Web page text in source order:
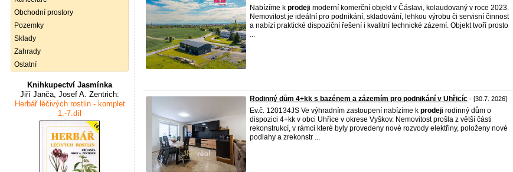
Obchodní prostory
Pozemky
Sklady
Zahrady
Ostatní
Knihkupectví Jasmínka
Jiří Janča, Josef A. Zentrich:
Herbář léčivých rostlin - komplet
1.-7.díl
Nabízíme k prodeji moderní komerční objekt v Čáslavi, kolaudovaný v roce 2023.
Nemovitost je ideální pro podnikání, skladování, lehkou výrobu či servisní činnost
a nabízí praktické dispoziční řešení i kvalitní technické zázemí. Objekt tvoří prosto
...
Rodinný dům 4+kk s bazénem a zázemím pro podnikání v Uhřicíc - [30.7. 2026]
Ev.č. 120134JS Ve výhradním zastoupení nabízíme k prodeji rodinný dům o
dispozici 4+kk v obci Uhřice v okrese Vyškov. Nemovitost prošla z větší části
rekonstrukcí, v rámci které byly provedeny nové rozvody elektřiny, položeny nové
podlahy a zrekonstr ...